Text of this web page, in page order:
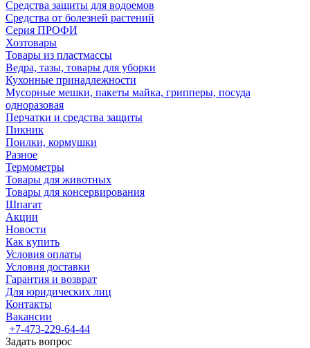
Средства защиты для водоемов
Средства от болезней растений
Серия ПРОФИ
Хозтовары
Товары из пластмассы
Ведра, тазы, товары для уборки
Кухонные принадлежности
Мусорные мешки, пакеты майка, грипперы, посуда
одноразовая
Перчатки и средства защиты
Пикник
Поилки, кормушки
Разное
Термометры
Товары для животных
Товары для консервирования
Шпагат
Акции
Новости
Как купить
Условия оплаты
Условия доставки
Гарантия и возврат
Для юридических лиц
Контакты
Вакансии
+7-473-229-64-44
Задать вопрос